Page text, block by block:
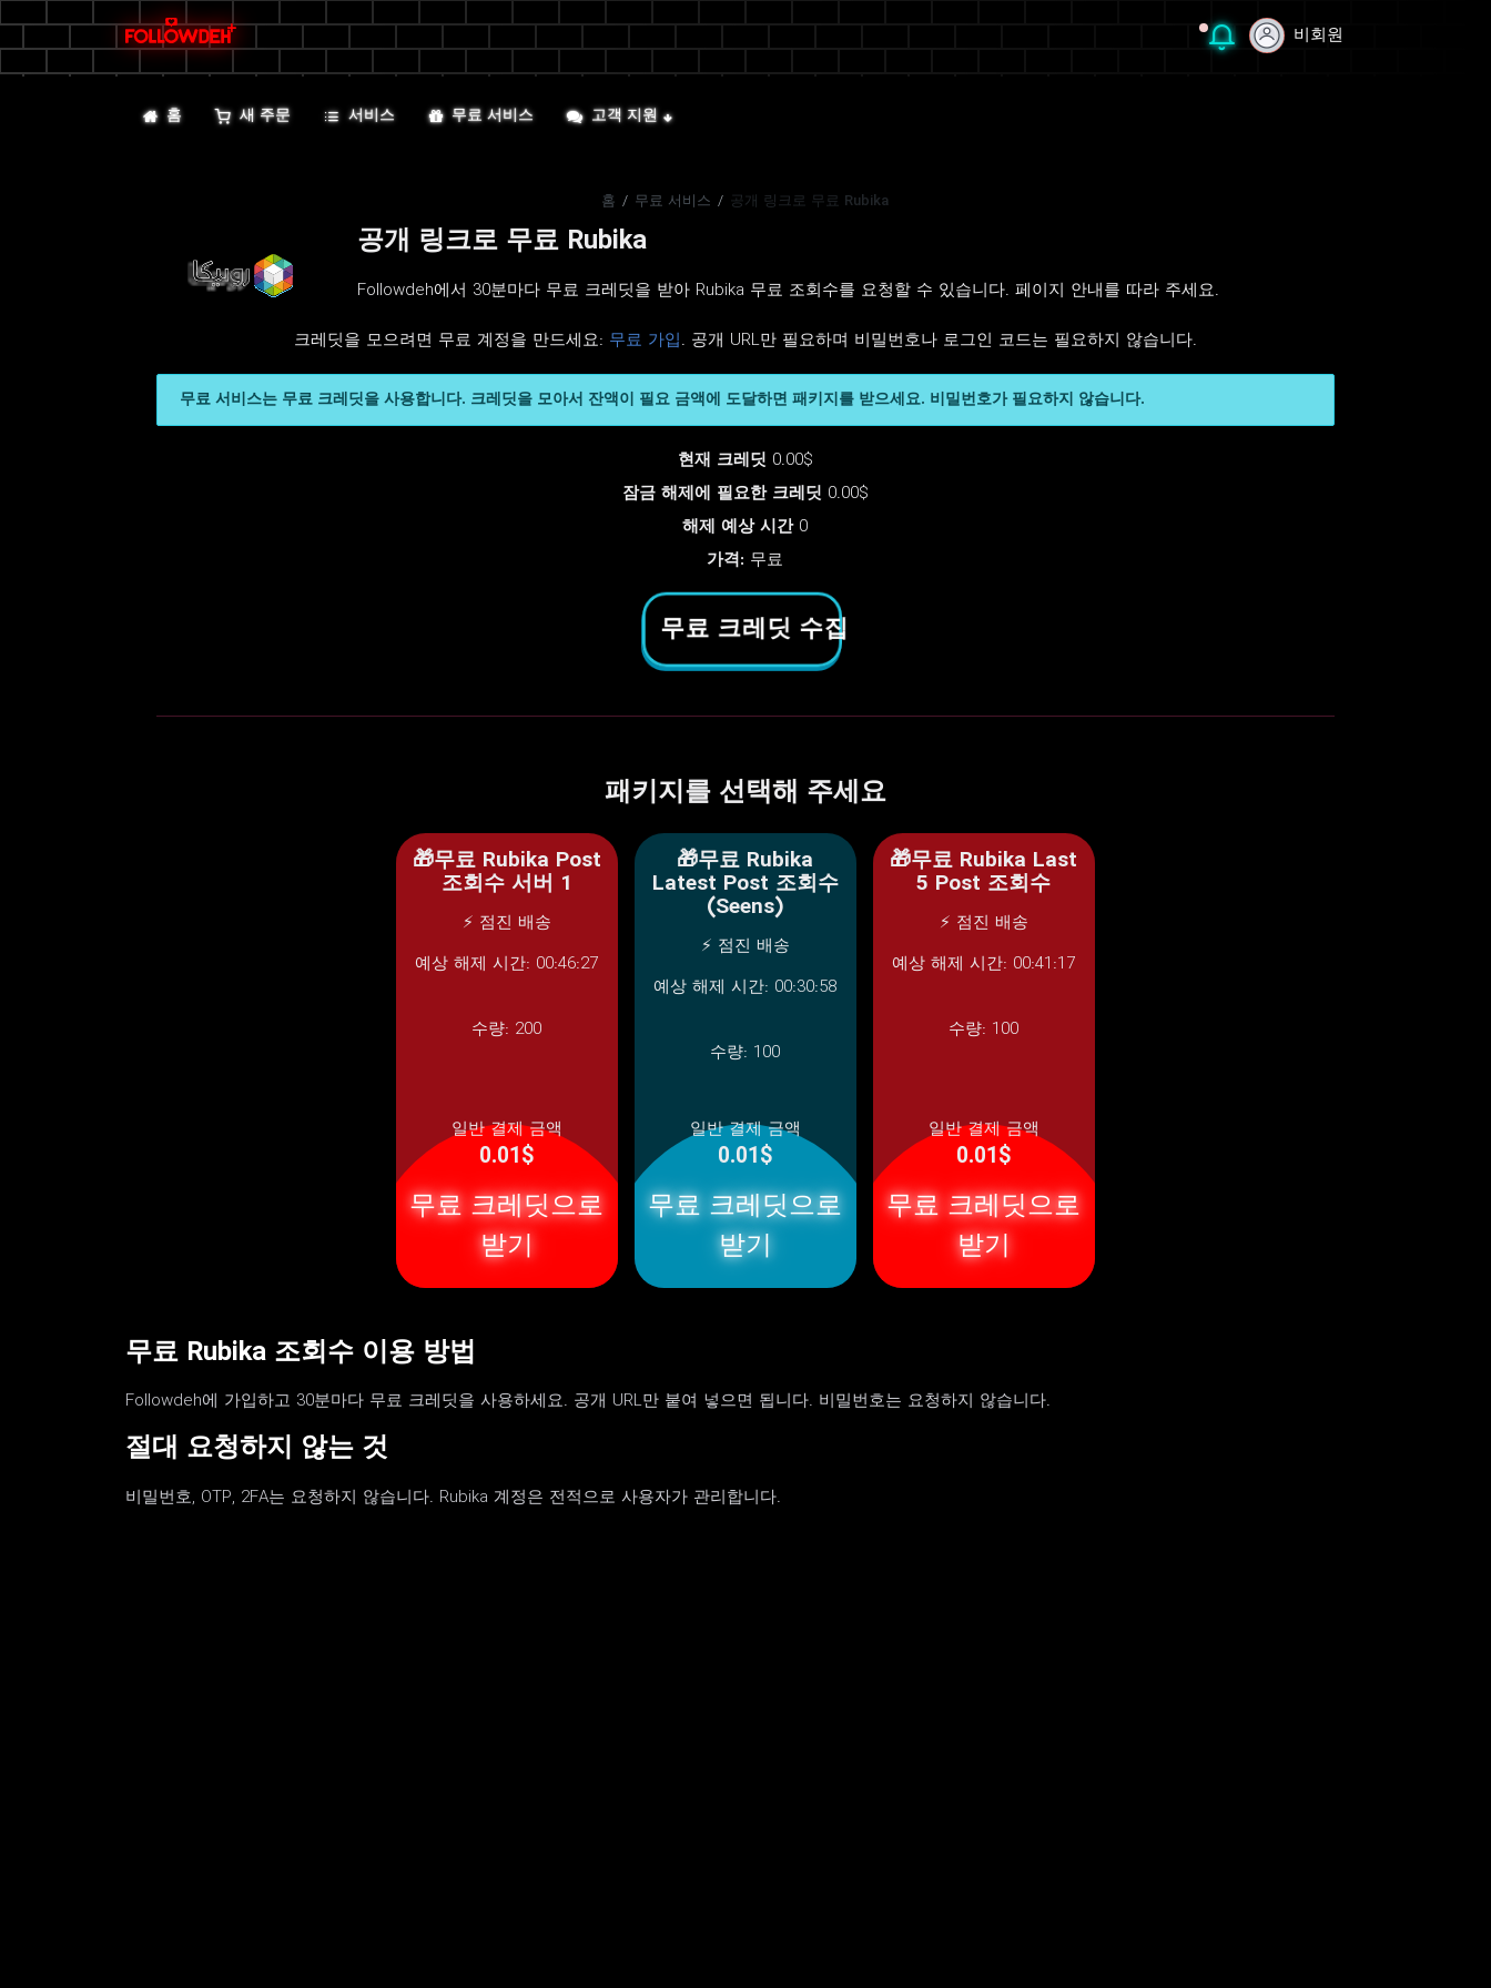
비회원
홈 새 주문 서비스 무료 서비스 고객 지원
홈 / 무료 서비스 / 공개 링크로 무료 Rubika
공개 링크로 무료 Rubika
Followdeh에서 30분마다 무료 크레딧을 받아 Rubika 무료 조회수를 요청할 수 있습니다. 페이지 안내를 따라 주세요.
크레딧을 모으려면 무료 계정을 만드세요: 무료 가입. 공개 URL만 필요하며 비밀번호나 로그인 코드는 필요하지 않습니다.
무료 서비스는 무료 크레딧을 사용합니다. 크레딧을 모아서 잔액이 필요 금액에 도달하면 패키지를 받으세요. 비밀번호가 필요하지 않습니다.
현재 크레딧 0.00$
잠금 해제에 필요한 크레딧 0.00$
해제 예상 시간0
가격: 무료
무료 크레딧 수집
패키지를 선택해 주세요
🎁무료 Rubika Post
조회수 서버 1
⚡ 점진 배송
예상 해제 시간: 00:46:27
수량: 200
일반 결제 금액
0.01$
무료 크레딧으로
받기
🎁무료 Rubika
Latest Post 조회수
(Seens)
⚡ 점진 배송
예상 해제 시간: 00:30:58
수량: 100
일반 결제 금액
0.01$
무료 크레딧으로
받기
🎁무료 Rubika Last
5 Post 조회수
⚡ 점진 배송
예상 해제 시간: 00:41:17
수량: 100
일반 결제 금액
0.01$
무료 크레딧으로
받기
무료 Rubika 조회수 이용 방법
Followdeh에 가입하고 30분마다 무료 크레딧을 사용하세요. 공개 URL만 붙여 넣으면 됩니다. 비밀번호는 요청하지 않습니다.
절대 요청하지 않는 것
비밀번호, OTP, 2FA는 요청하지 않습니다. Rubika 계정은 전적으로 사용자가 관리합니다.